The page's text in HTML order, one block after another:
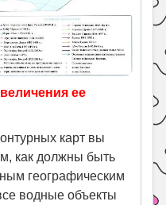
ее
карт вы
как должны быть
географическим
водные объекты